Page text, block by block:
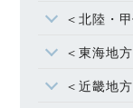
＜北陸・
＜東海地方
＜近畿地方